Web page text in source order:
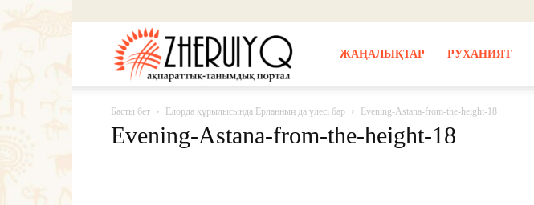
ЖАҢАЛЫҚТАР РУХАНИЯТ
Басты бет Елорда құрылысында Ерланның да үлесі бар Evening-Astana-from-the-height-18
Evening-Astana-from-the-height-18